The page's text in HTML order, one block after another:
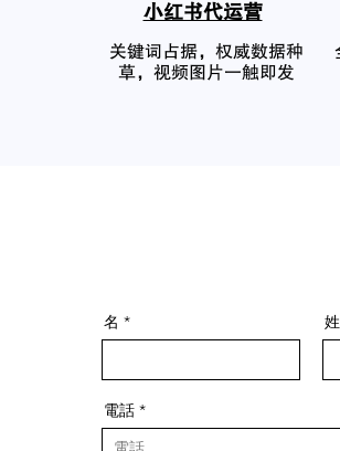
小红书代运营
关键词占据，权威数据种
草，视频图片一触即发
名 姓
電話